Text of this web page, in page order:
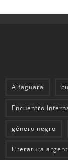
Alfaguara
Encuentro
género negro
Literatura